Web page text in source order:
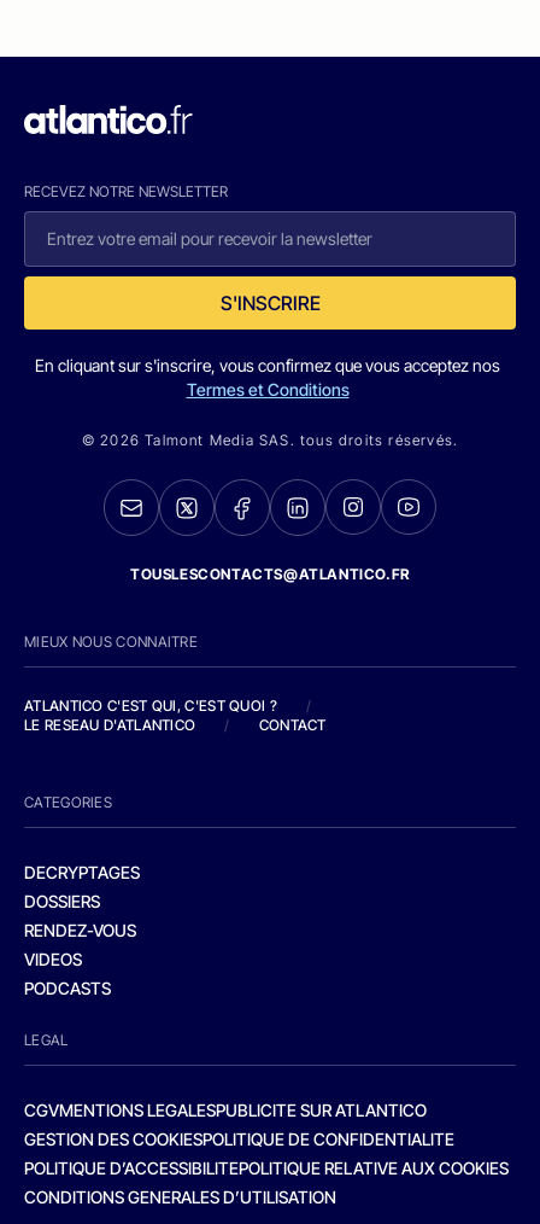
RECEVEZ NOTRE NEWSLETTER
S'INSCRIRE
En cliquant sur s'inscrire, vous confirmez que vous acceptez nos
Termes et Conditions
© 2026 Talmont Media SAS. tous droits réservés.
TOUSLESCONTACTS@ATLANTICO.FR
MIEUX NOUS CONNAITRE
ATLANTICO C'EST QUI, C'EST QUOI ?
/
LE RESEAU D'ATLANTICO
/ CONTACT
CATEGORIES
DECRYPTAGES
DOSSIERS
RENDEZ-VOUS
VIDEOS
PODCASTS
LEGAL
CGVMENTIONS LEGALESPUBLICITE SUR ATLANTICO
GESTION DES COOKIESPOLITIQUE DE CONFIDENTIALITE
POLITIQUE D’ACCESSIBILITEPOLITIQUE RELATIVE AUX COOKIES
CONDITIONS GENERALES D’UTILISATION